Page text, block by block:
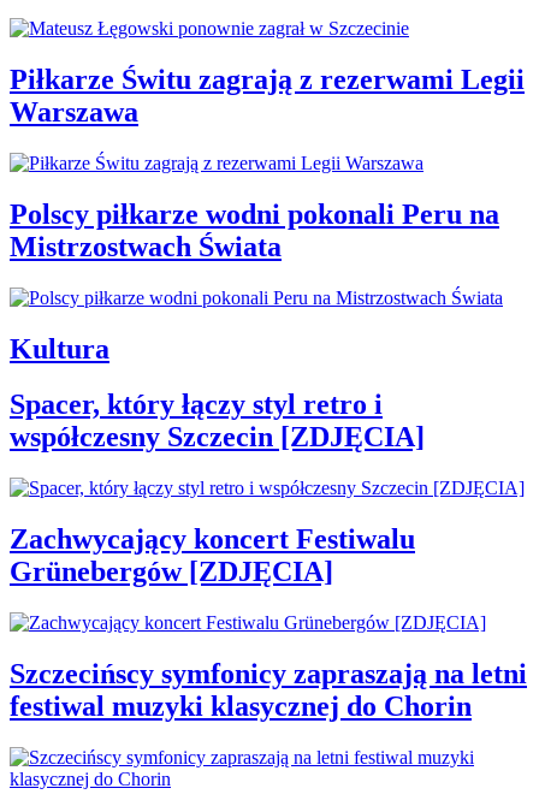
Piłkarze Świtu zagrają z rezerwami Legii
Warszawa
Polscy piłkarze wodni pokonali Peru na
Mistrzostwach Świata
Kultura
Spacer, który łączy styl retro i
współczesny Szczecin [ZDJĘCIA]
Zachwycający koncert Festiwalu
Grünebergów [ZDJĘCIA]
Szczecińscy symfonicy zapraszają na letni
festiwal muzyki klasycznej do Chorin